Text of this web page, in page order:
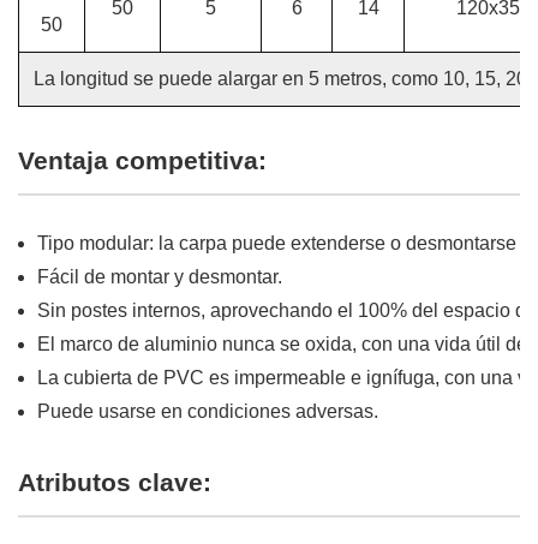
50
50 5 6 14
La longitud se puede alargar en 5 metros, como 10, 15, 20,
Ventaja competitiva:
Tipo modular: la carpa puede extenderse o desmontarse
Fácil de montar y desmontar.
Sin postes internos, aprovechando el 100% del espacio
El marco de aluminio nunca se oxida, con una vida útil de
La cubierta de PVC es impermeable e ignífuga, con una
Puede usarse en condiciones adversas.
Atributos clave: